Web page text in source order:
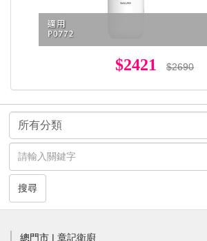
$2421 $2690
搜尋
總門市 | 章記衛廚